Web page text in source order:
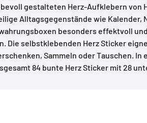
gestalteten Herz-Aufklebern von
Alltagsgegenstände wie Kalender,
besonders effektvoll
Die selbstklebenden Herz Sticker
Sammeln oder Tauschen. In
84 bunte Herz Sticker mit 28